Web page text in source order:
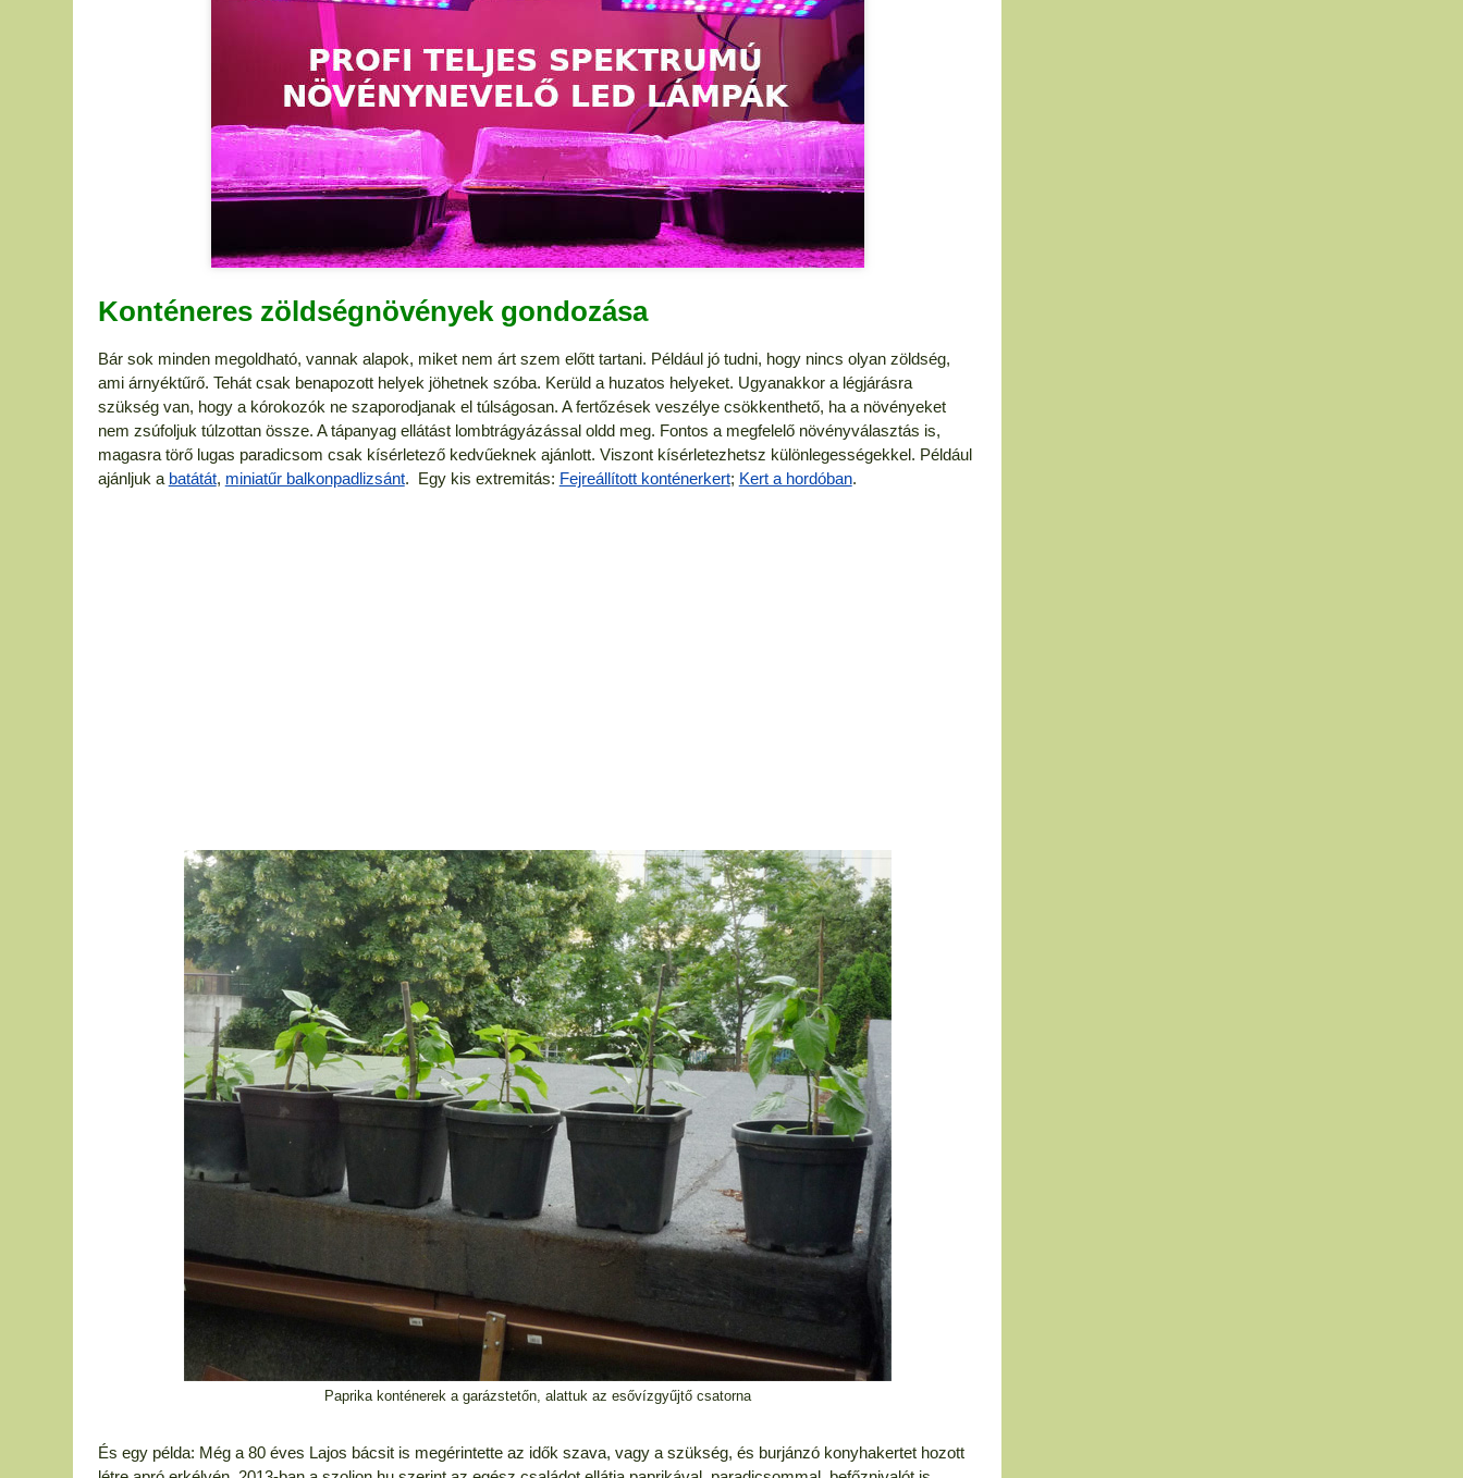
Konténeres zöldségnövények gondozása
Bár sok minden megoldható, vannak alapok, miket nem árt szem előtt tartani. Például jó tudni, hogy nincs olyan zöldség,
ami árnyéktűrő. Tehát csak benapozott helyek jöhetnek szóba. Kerüld a huzatos helyeket. Ugyanakkor a légjárásra
szükség van, hogy a kórokozók ne szaporodjanak el túlságosan. A fertőzések veszélye csökkenthető, ha a növényeket
nem zsúfoljuk túlzottan össze. A tápanyag ellátást lombtrágyázással oldd meg. Fontos a megfelelő növényválasztás is,
magasra törő lugas paradicsom csak kísérletező kedvűeknek ajánlott. Viszont kísérletezhetsz különlegességekkel. Például
ajánljuk a batátát, miniatűr balkonpadlizsánt. Egy kis extremitás: Fejreállított konténerkert; Kert a hordóban.
Paprika konténerek a garázstetőn, alattuk az esővízgyűjtő csatorna
És egy példa: Még a 80 éves Lajos bácsit is megérintette az idők szava, vagy a szükség, és burjánzó konyhakertet hozott